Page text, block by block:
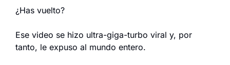
¿Has vuelto?
Ese video se hizo ultra-giga-turbo viral y, por
tanto, le expuso al mundo entero.